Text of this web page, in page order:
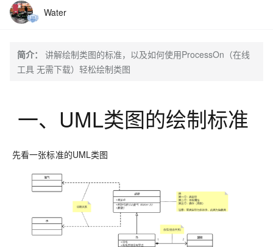
Water
简介：
讲解绘制类图的标准，以及如何使用ProcessOn（在线
工具 无需下载）轻松绘制类图
一、UML类图的绘制标准
先看一张标准的UML类图